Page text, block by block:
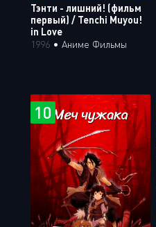
Тэнти - лишний! (фильм
первый) / Tenchi Muyou!
in Love
1996 • Аниме Фильмы
10